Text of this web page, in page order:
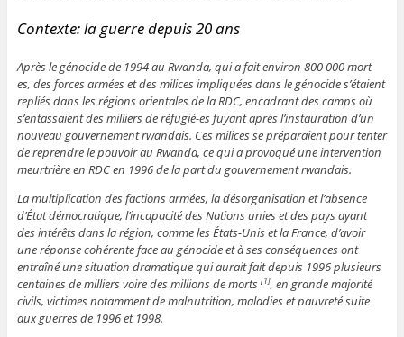
Contexte: la guerre depuis 20 ans
Après le génocide de 1994 au Rwanda, qui a fait environ 800 000 mort-
es, des forces armées et des milices impliquées dans le génocide s’étaient
repliés dans les régions orientales de la RDC, encadrant des camps où
s’entassaient des milliers de réfugié-es fuyant après l’instauration d’un
nouveau gouvernement rwandais. Ces milices se préparaient pour tenter
de reprendre le pouvoir au Rwanda, ce qui a provoqué une intervention
meurtrière en RDC en 1996 de la part du gouvernement rwandais.
La multiplication des factions armées, la désorganisation et l’absence
d’État démocratique, l’incapacité des Nations unies et des pays ayant
des intérêts dans la région, comme les États-Unis et la France, d’avoir
une réponse cohérente face au génocide et à ses conséquences ont
entraîné une situation dramatique qui aurait fait depuis 1996 plusieurs
centaines de milliers voire des millions de morts [1], en grande majorité
civils, victimes notamment de malnutrition, maladies et pauvreté suite
aux guerres de 1996 et 1998.